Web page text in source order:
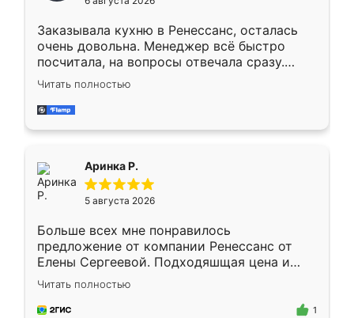
мебели буду заказывать только здесь.
Заказывала кухню в Ренессанс, осталась
очень довольна. Менеджер всё быстро
посчитала, на вопросы отвечала сразу.
Замерщик приехал в субботу, подошёл к
делу со всей ответственностью. Собрали
за день, ребята работали аккуратно, даже
Читать полностью
Аринка Р.
5 августа 2026
Больше всех мне понравилось
предложение от компании Ренессанс от
Елены Сергеевой. Подходяшщая цена и
короткие сроки изготовления. Приехавший
для замера сотрудник Владислав
предложил по моему эскизу самый
Читать полностью
1